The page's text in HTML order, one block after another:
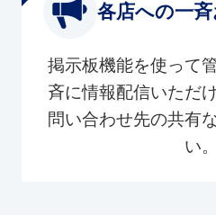
各店への一
掲示板機能を使って
斉に情報配信いただ
問い合わせ先の共有
い。